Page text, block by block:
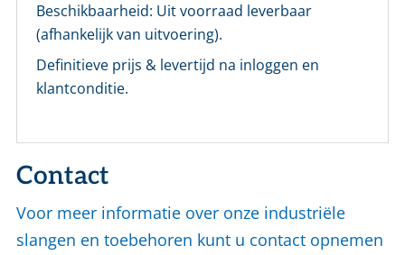
Beschikbaarheid: Uit voorraad leverbaar
(afhankelijk van uitvoering).
Definitieve prijs & levertijd na inloggen en
klantconditie.
Contact
Voor meer informatie over onze industriële
slangen en toebehoren kunt u contact opnemen